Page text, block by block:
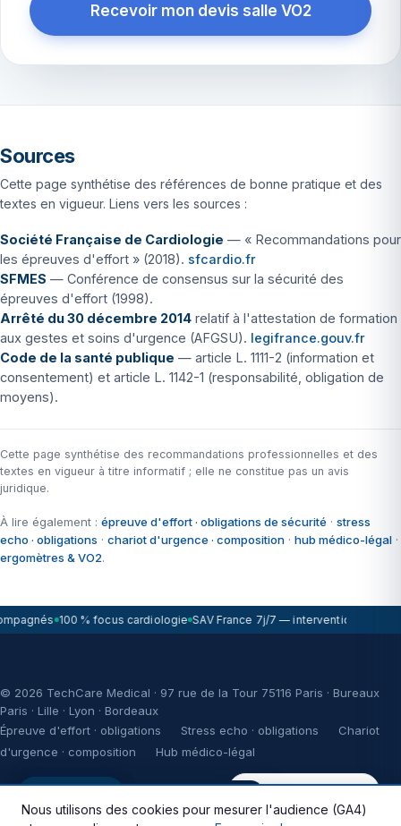
Recevoir mon devis salle VO2
Sources
Cette page synthétise des références de bonne pratique et des
textes en vigueur. Liens vers les sources :
Société Française de Cardiologie — « Recommandations pour
les épreuves d'effort » (2018). sfcardio.fr
SFMES — Conférence de consensus sur la sécurité des
épreuves d'effort (1998).
Arrêté du 30 décembre 2014 relatif à l'attestation de formation
aux gestes et soins d'urgence (AFGSU). legifrance.gouv.fr
Code de la santé publique — article L. 1111-2 (information et
consentement) et article L. 1142-1 (responsabilité, obligation de
moyens).
Cette page synthétise des recommandations professionnelles et des
textes en vigueur à titre informatif ; elle ne constitue pas un avis
juridique.
À lire également : épreuve d'effort · obligations de sécurité · stress
echo · obligations · chariot d'urgence · composition · hub médico-légal ·
ergomètres & VO2.
100 % focus cardiologie SAV France 7j/7 — intervention sous
© 2026 TechCare Medical · 97 rue de la Tour 75116 Paris · Bureaux
Paris · Lille · Lyon · Bordeaux
Épreuve d'effort · obligations
Stress echo · obligations
Chariot
d'urgence · composition
Hub médico-légal
Réponse < 2h ouvrées
WikiCardio
* Illustration d’impact fiscal donnée à titre illustratif, sous réserve de
🇬🇧 This site is available in English.
Nous utilisons des cookies pour mesurer l'audience (GA4)